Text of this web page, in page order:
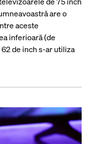
are o
aceste
inferioară (de
de inch s-ar utiliza